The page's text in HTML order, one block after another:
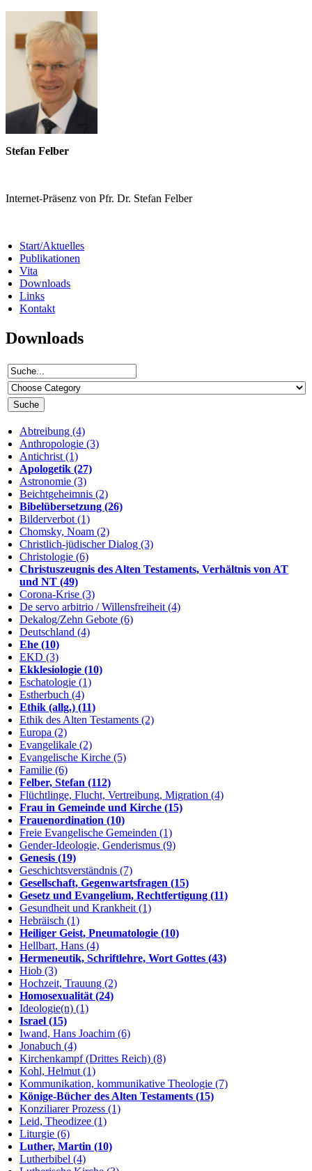
Stefan Felber
Internet-Präsenz von Pfr. Dr. Stefan Felber
Start/Aktuelles
Publikationen
Vita
Downloads
Links
Kontakt
Downloads
Abtreibung (4)
Anthropologie (3)
Antichrist (1)
Apologetik (27)
Astronomie (3)
Beichtgeheimnis (2)
Bibelübersetzung (26)
Bilderverbot (1)
Chomsky, Noam (2)
Christlich-jüdischer Dialog (3)
Christologie (6)
Christuszeugnis des Alten Testaments, Verhältnis von AT
und NT (49)
Corona-Krise (3)
De servo arbitrio / Willensfreiheit (4)
Dekalog/Zehn Gebote (6)
Deutschland (4)
Ehe (10)
EKD (3)
Ekklesiologie (10)
Eschatologie (1)
Estherbuch (4)
Ethik (allg.) (11)
Ethik des Alten Testaments (2)
Europa (2)
Evangelikale (2)
Evangelische Kirche (5)
Familie (6)
Felber, Stefan (112)
Flüchtlinge, Flucht, Vertreibung, Migration (4)
Frau in Gemeinde und Kirche (15)
Frauenordination (10)
Freie Evangelische Gemeinden (1)
Gender-Ideologie, Genderismus (9)
Genesis (19)
Geschichtsverständnis (7)
Gesellschaft, Gegenwartsfragen (15)
Gesetz und Evangelium, Rechtfertigung (11)
Gesundheit und Krankheit (1)
Hebräisch (1)
Heiliger Geist, Pneumatologie (10)
Hellbart, Hans (4)
Hermeneutik, Schriftlehre, Wort Gottes (43)
Hiob (3)
Hochzeit, Trauung (2)
Homosexualität (24)
Ideologie(n) (1)
Israel (15)
Iwand, Hans Joachim (6)
Jonabuch (4)
Kirchenkampf (Drittes Reich) (8)
Kohl, Helmut (1)
Kommunikation, kommunikative Theologie (7)
Könige-Bücher des Alten Testaments (15)
Konziliarer Prozess (1)
Leid, Theodizee (1)
Liturgie (6)
Luther, Martin (10)
Lutherbibel (4)